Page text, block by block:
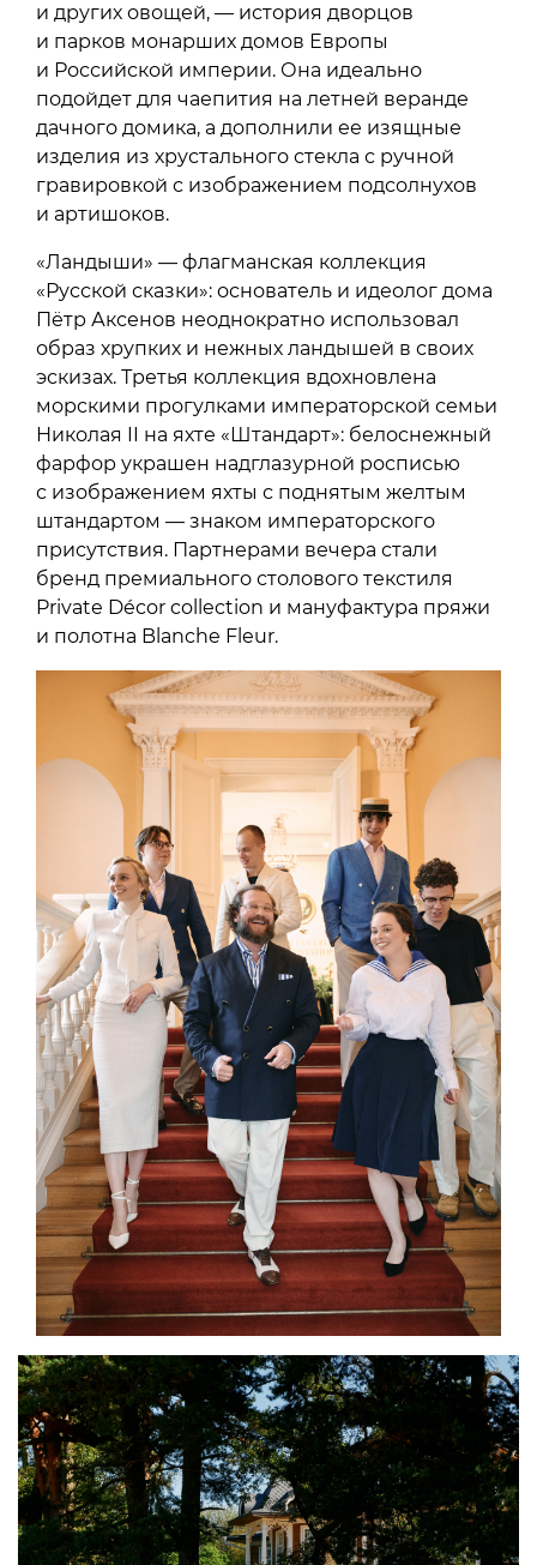
и других овощей, — история дворцов
и парков монарших домов Европы
и Российской империи. Она идеально
подойдет для чаепития на летней веранде
дачного домика, а дополнили ее изящные
изделия из хрустального стекла с ручной
гравировкой с изображением подсолнухов
и артишоков.
«Ландыши» — флагманская коллекция
«Русской сказки»: основатель и идеолог дома
Пётр Аксенов неоднократно использовал
образ хрупких и нежных ландышей в своих
эскизах. Третья коллекция вдохновлена
морскими прогулками императорской семьи
Николая II на яхте «Штандарт»: белоснежный
фарфор украшен надглазурной росписью
с изображением яхты с поднятым желтым
штандартом — знаком императорского
присутствия. Партнерами вечера стали
бренд премиального столового текстиля
Private Décor collection и мануфактура пряжи
и полотна Blanche Fleur.